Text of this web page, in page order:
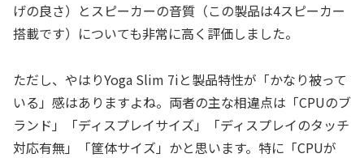
げの良さ）とスピーカーの音質（この製品は4スピーカー
搭載です）についても非常に高く評価しました。
ただし、やはりYoga Slim 7iと製品特性が「かなり被って
いる」感はありますよね。両者の主な相違点は「CPUのブ
ランド」「ディスプレイサイズ」「ディスプレイのタッチ
対応有無」「筐体サイズ」かと思います。特に「CPUが